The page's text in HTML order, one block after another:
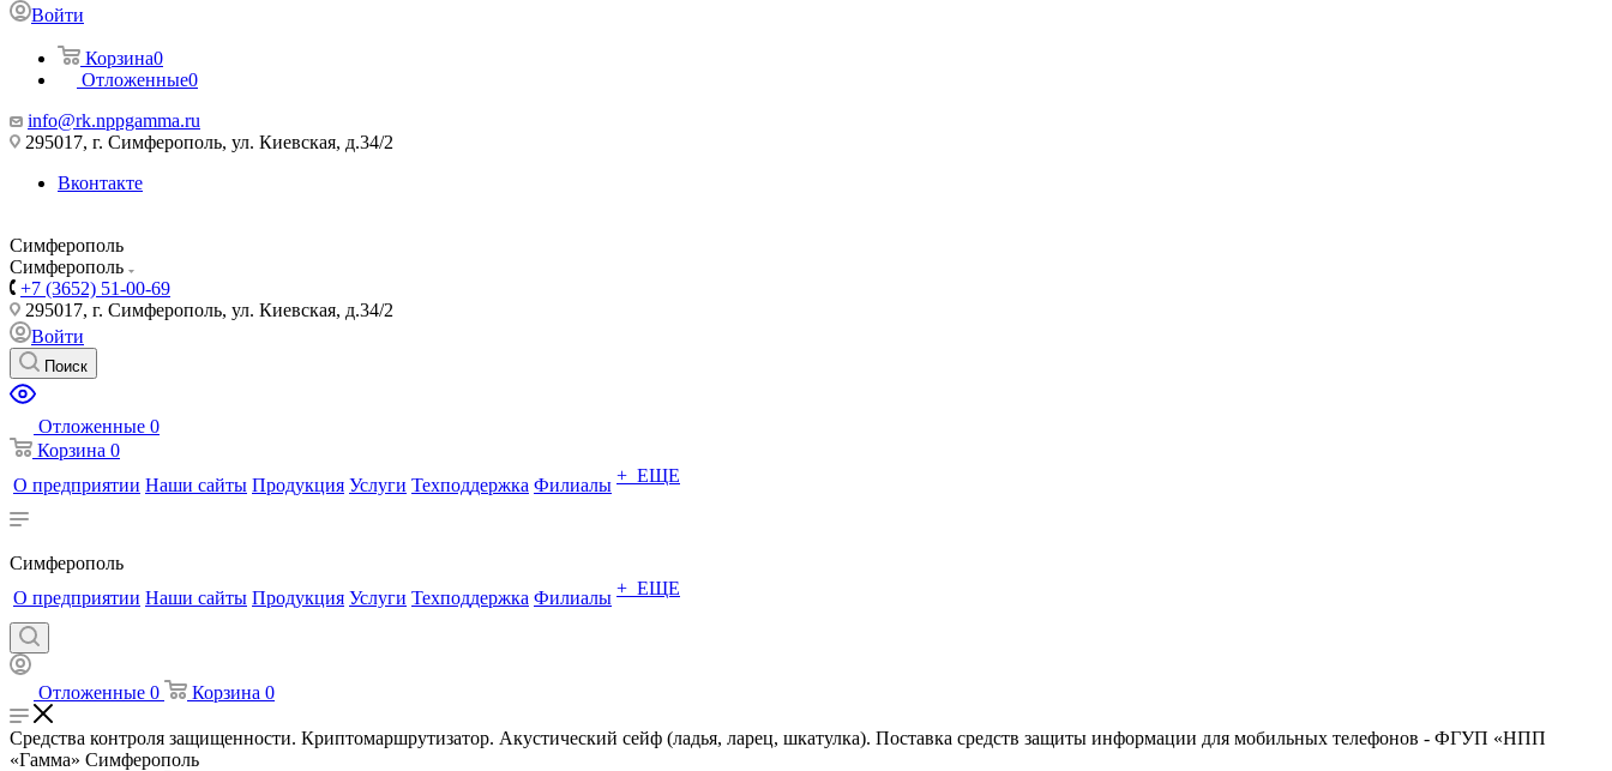
Войти
Корзина0
Отложенные0
info@rk.nppgamma.ru
295017, г. Симферополь, ул. Киевская, д.34/2
Вконтакте
Симферополь
Симферополь
+7 (3652) 51-00-69
295017, г. Симферополь, ул. Киевская, д.34/2
Войти
Поиск
Отложенные 0
Корзина 0
О предприятии Наши сайты Продукция Услуги Техподдержка Филиалы + ЕЩЕ
Симферополь
О предприятии Наши сайты Продукция Услуги Техподдержка Филиалы + ЕЩЕ
Отложенные 0 Корзина 0
Средства контроля защищенности. Криптомаршрутизатор. Акустический сейф (ладья, ларец, шкатулка). Поставка средств защиты информации для мобильных телефонов - ФГУП «НПП
«Гамма» Симферополь